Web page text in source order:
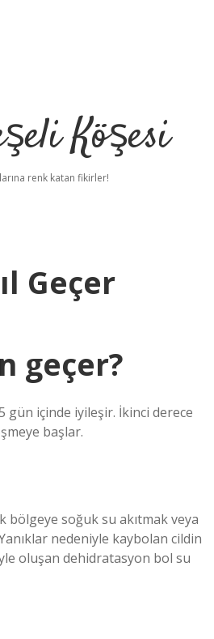
Köşesi
renk katan fikirler!
Geçer
geçer?
gün içinde iyileşir. İkinci derece
başlar.
bölgeye soğuk su akıtmak veya
nedeniyle kaybolan cildin
oluşan dehidratasyon bol su